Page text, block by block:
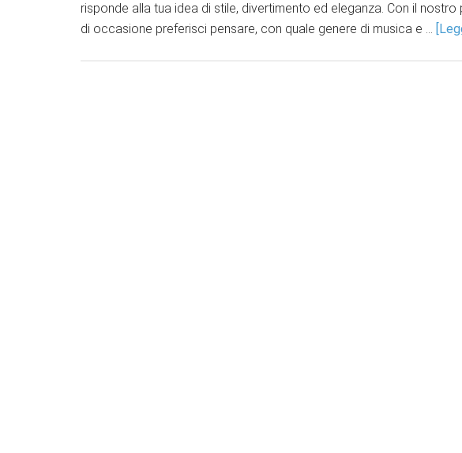
risponde alla tua idea di stile, divertimento ed eleganza. Con il
di occasione preferisci pensare, con quale genere di musica e …